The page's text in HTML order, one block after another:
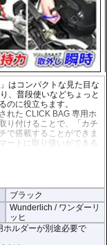
」はコンパクトな見た目な
、普段使いなどちょっと
のに役立ちます。
れた CLICK BAG 専用ホ
り付けることで、「カチ
で搭載することができま
ートに取り扱いができる
た耐久性が非常に高い生
高速走行におけるバタつ
防水性能を有しておりま
ブラック
Wunderlich / ワンダーリ
ッヒ
ルダーが別途必要で